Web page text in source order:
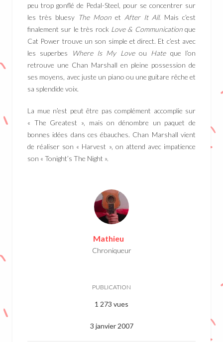
peu trop gonflé de Pedal-Steel, pour se concentrer sur
les très bluesy The Moon et After It All. Mais c’est
finalement sur le très rock Love & Communicationque
Cat Power trouve un son simple et direct. Et c’est avec
les superbes
Where Is My Loveou Hateque l’on
retrouve une Chan Marshall en pleine possession de
ses moyens, avec juste un piano ou une guitare rêche et
sa splendide voix.
La mue n’est peut être pas complément accomplie sur
« The Greatest », mais on dénombre un paquet de
bonnes idées dans ces ébauches. Chan Marshall vient
de réaliser son « Harvest », on attend avec impatience
son « Tonight’s The Night ».
Mathieu
Chroniqueur
PUBLICATION
1 273 vues
3 janvier 2007